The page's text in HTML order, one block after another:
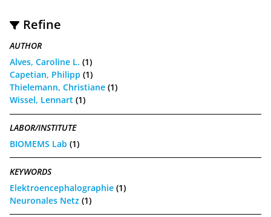
Refine
AUTHOR
Alves, Caroline L. (1)
Capetian, Philipp (1)
Thielemann, Christiane (1)
Wissel, Lennart (1)
LABOR/INSTITUTE
BIOMEMS Lab (1)
KEYWORDS
Elektroencephalographie (1)
Neuronales Netz (1)